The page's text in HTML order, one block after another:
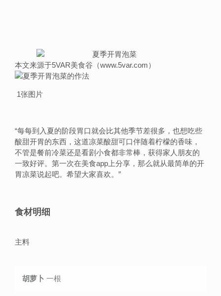
本文来源于5VAR美食谷（www.5var.com）
1张图片
“每每到入夏的阶段胃口就会比其他季节差很多，也想吃些
酸甜开胃的东西，这道凉菜酸甜可口伴随着柠檬的香味，
不管是餐前冷菜还是看剧小食都非常棒，获得家人朋友的
一致好评。第一次在美食app上分享，那么就从最简单的开
胃凉菜说起吧。希望大家喜欢。 ”
食材明细
主料
胡萝卜 一根